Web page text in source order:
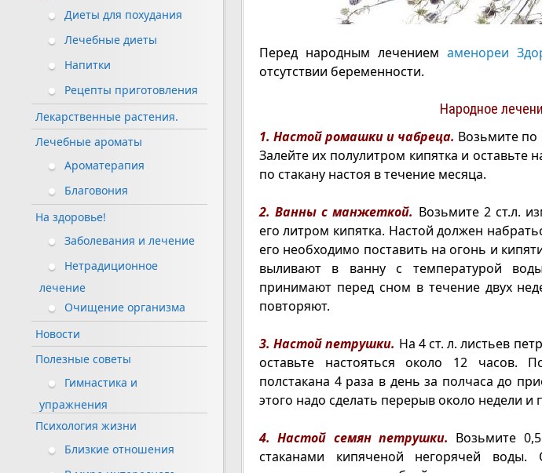
Перед народным лечением аменореи
отсутствии беременности.
Народное
1. Настой ромашки и чабреца. Возьмите по
Залейте их полулитром кипятка и
по стакану настоя в течение месяца.
2. Ванны с манжеткой. Возьмите 2 ст.л.
его литром кипятка. Настой должен
его необходимо поставить на огонь и
выливают в ванну с температурой
принимают перед сном в течение двух
повторяют.
3. Настой петрушки. На 4 ст. л. листьев
оставьте настояться около 12 часов.
полстакана 4 раза в день за полчаса до
этого надо сделать перерыв около недели и
4. Настой семян петрушки. Возьмите
стаканами кипяченой негорячей воды.
Диеты для похудания
Лечебные диеты
Напитки
Рецепты приготовления
Лекарственные растения.
Лечебные ароматы
Ароматерапия
Благовония
На здоровье!
Заболевания и лечение
Нетрадиционное
лечение
Очищение организма
Новости
Полезные советы
Гимнастика и
упражнения
Психология жизни
Близкие отношения